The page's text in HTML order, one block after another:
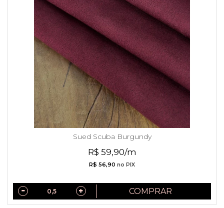
Sued Scuba Burgundy
R$ 59,90/m
R$ 56,90 no PIX
COMPRAR